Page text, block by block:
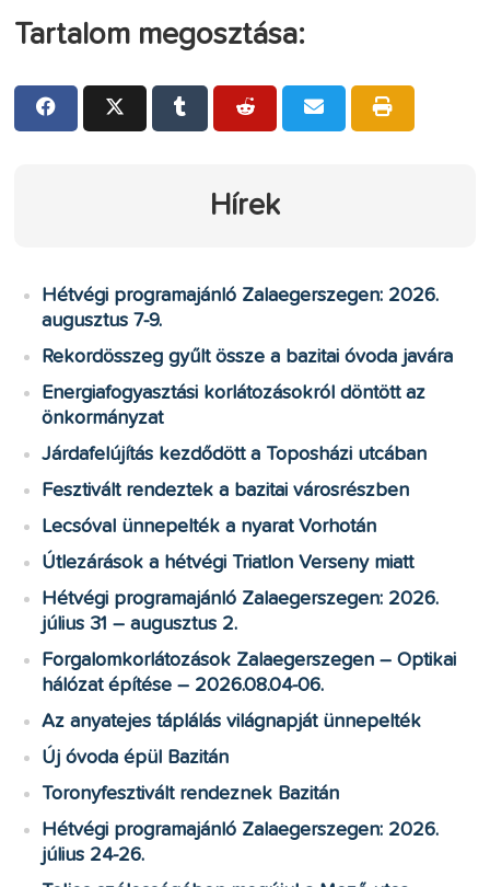
Tartalom megosztása:
Hírek
Hétvégi programajánló Zalaegerszegen: 2026.
augusztus 7-9.
Rekordösszeg gyűlt össze a bazitai óvoda javára
Energiafogyasztási korlátozásokról döntött az
önkormányzat
Járdafelújítás kezdődött a Toposházi utcában
Fesztivált rendeztek a bazitai városrészben
Lecsóval ünnepelték a nyarat Vorhotán
Útlezárások a hétvégi Triatlon Verseny miatt
Hétvégi programajánló Zalaegerszegen: 2026.
július 31 – augusztus 2.
Forgalomkorlátozások Zalaegerszegen – Optikai
hálózat építése – 2026.08.04-06.
Az anyatejes táplálás világnapját ünnepelték
Új óvoda épül Bazitán
Toronyfesztivált rendeznek Bazitán
Hétvégi programajánló Zalaegerszegen: 2026.
július 24-26.